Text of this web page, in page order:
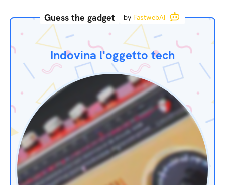
Guess the gadget by FastwebAI
Indovina l'oggetto tech